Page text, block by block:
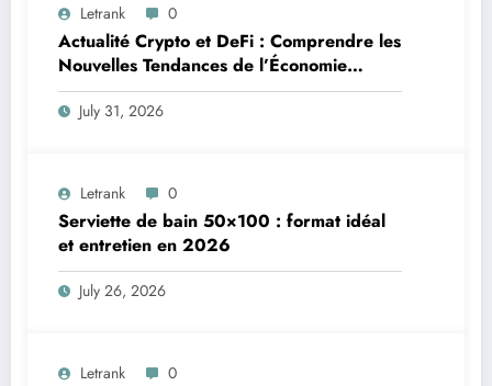
Letrank 0
Actualité Crypto et DeFi : Comprendre les
Nouvelles Tendances de l’Économie
Numérique
July 31, 2026
Letrank 0
Serviette de bain 50×100 : format idéal
et entretien en 2026
July 26, 2026
Letrank 0